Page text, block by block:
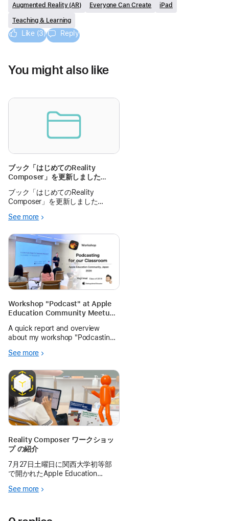
Augmented Reality (AR) Everyone Can Create iPad
Teaching & Learning
Like (3) Reply
You might also like
ブック「はじめてのReality
Composer」を更新しました
beginners（Appple Books)
ブック「はじめてのReality
Composer」を更新しました
beginners（Appple Books)
See more
Workshop "Podcast" at Apple
Education Community Meetup
A quick report and overview
about my workshop "Podcasting"
See more
Reality Composer ワークショッ
プ の紹介
7月27日土曜日に関西大学初等部
で開かれたApple Education
Reality Composerを使ったワーク
See more